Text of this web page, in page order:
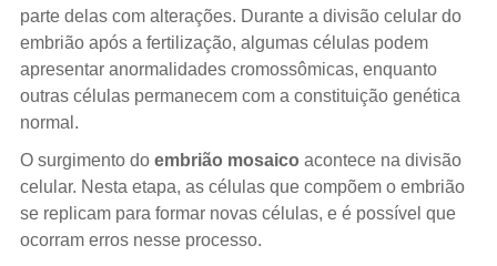
parte delas com alterações. Durante a divisão celular do
embrião após a fertilização, algumas células podem
apresentar anormalidades cromossômicas, enquanto
outras células permanecem com a constituição genética
normal.
O surgimento do embrião mosaico acontece na divisão
celular. Nesta etapa, as células que compõem o embrião
se replicam para formar novas células, e é possível que
ocorram erros nesse processo.